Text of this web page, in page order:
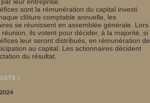
sont la rémunération du capital investi.
clôture comptable annuelle, les
se réunissent en assemblée générale. Lors
réunion, ils votent pour décider, à la majorité, si
leur seront distribués, en rémunération de
au capital. Les actionnaires décident
du résultat.
»